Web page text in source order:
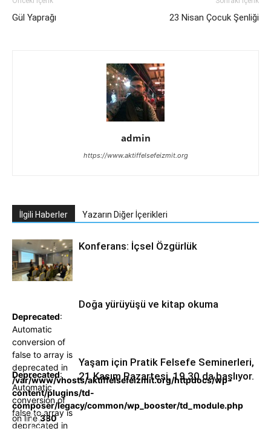
Gül Yaprağı 23 Nisan Çocuk Şenliği
admin
https://www.aktiffelsefeizmit.org
İlgili Haberler Yazarın Diğer İçerikleri
Konferans: İçsel Özgürlük
Deprecated:
Automatic
conversion of
false to array is
deprecated in
/var/www/vhosts/aktiffelsefeizmit.org/httpdocs/wp-
content/plugins/td-
composer/legacy/common/wp_booster/td_module.php
on line380
Doğa yürüyüşü ve kitap okuma
Deprecated:
Automatic
conversion of
false to array is
deprecated in
Yaşam için Pratik Felsefe Seminerleri,
21 Kasım Pazartesi, 19.30 da başlıyor.